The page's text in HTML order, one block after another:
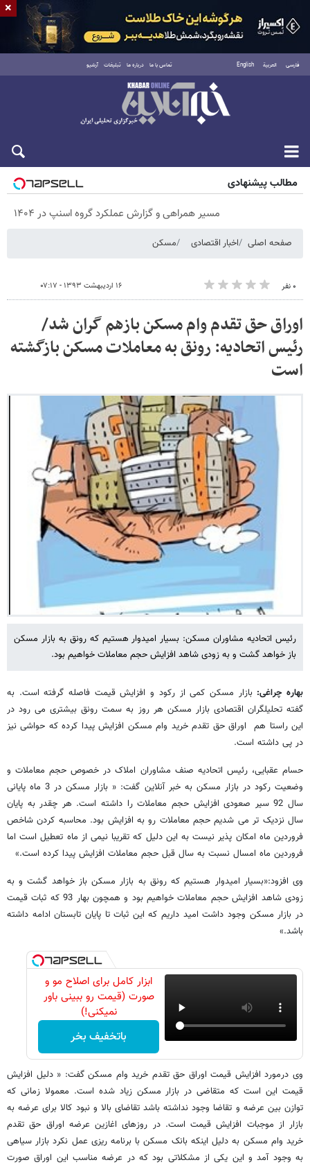
فارسی العربية English تماس با ما درباره ما تبلیغات آرشیو
شنبه ۱۷ مرداد ۱۴۰۵
مطالب پیشنهادی
مسیر همراهی و گزارش عملکرد گروه اسنپ در ۱۴۰۴
صفحه اصلی اخبار اقتصادی مسکن
۰ نفر ۱۶ اردیبهشت ۱۳۹۳ - ۰۷:۱۷
اوراق حق تقدم وام مسکن بازهم گران شد/
رئیس اتحادیه: رونق به معاملات مسکن بازگشته
است
رئیس اتحادیه مشاوران مسکن: بسیار امیدوار هستیم که رونق به بازار مسکن
باز خواهد گشت و به زودی شاهد افزایش حجم معاملات خواهیم بود.
بهاره چراغی: بازار مسکن کمی از رکود و افزایش قیمت فاصله گرفته است. به
گفته تحلیلگران اقتصادی بازار مسکن هر روز به سمت رونق بیشتری می رود در
این راستا هم اوراق حق تقدم خرید وام مسکن افزایش پیدا کرده که حواشی نیز
در پی داشته است.
حسام عقبایی، رئیس اتحادیه صنف مشاوران املاک در خصوص حجم معاملات و
وضعیت رکود در بازار مسکن به خبر آنلاین گفت: « بازار مسکن در 3 ماه پایانی
سال 92 سیر صعودی افزایش حجم معاملات را داشته است. هر چقدر به پایان
سال نزدیک تر می شدیم حجم معاملات رو به افزایش بود. محاسبه کردن شاخص
فروردین ماه امکان پذیر نیست به این دلیل که تقریبا نیمی از ماه تعطیل است اما
فروردین ماه امسال نسبت به سال قبل حجم معاملات افزایش پیدا کرده است.»
وی افزود:«بسیار امیدوار هستیم که رونق به بازار مسکن باز خواهد گشت و به
زودی شاهد افزایش حجم معاملات خواهیم بود و همچون بهار 93 که ثبات قیمت
در بازار مسکن وجود داشت امید داریم که این ثبات تا پایان تابستان ادامه داشته
باشد.»
ابزار کامل برای اصلاح مو و
صورت (قیمت رو ببینی باور
نمیکنی!)
باتخفیف بخر
وی درمورد افزایش قیمت اوراق حق تقدم خرید وام مسکن گفت: « دلیل افزایش
قیمت این است که متقاضی در بازار مسکن زیاد شده است. معمولا زمانی که
توازن بین عرضه و تقاضا وجود نداشته باشد تقاضای بالا و نبود کالا برای عرضه به
بازار از موجبات افزایش قیمت است. در روزهای اغازین عرضه اوراق حق تقدم
خرید وام مسکن به دلیل اینکه بانک مسکن با برنامه ریزی عمل نکرد بازار سیاهی
به وجود آمد و این یکی از مشکلاتی بود که در عرضه مناسب این اوراق صورت
×